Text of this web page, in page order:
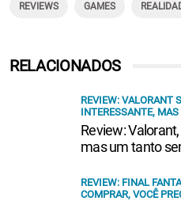
REVIEWS GAMES
RELACIONADOS
REVIEW: VALORANT
INTERESSANTE,
Review:
mas um tanto
REVIEW: FINAL
COMPRAR, VOCÊ